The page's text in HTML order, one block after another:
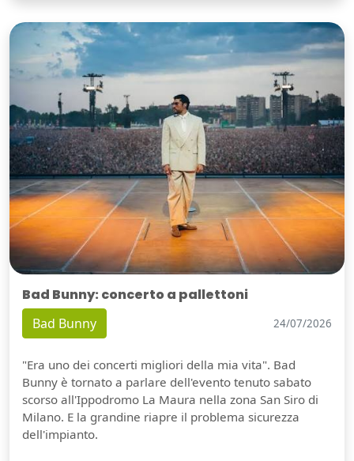
Bad Bunny: concerto a pallettoni
Bad Bunny 24/07/2026
"Era uno dei concerti migliori della mia vita". Bad
Bunny è tornato a parlare dell'evento tenuto sabato
scorso all'Ippodromo La Maura nella zona San Siro di
Milano. E la grandine riapre il problema sicurezza
dell'impianto.